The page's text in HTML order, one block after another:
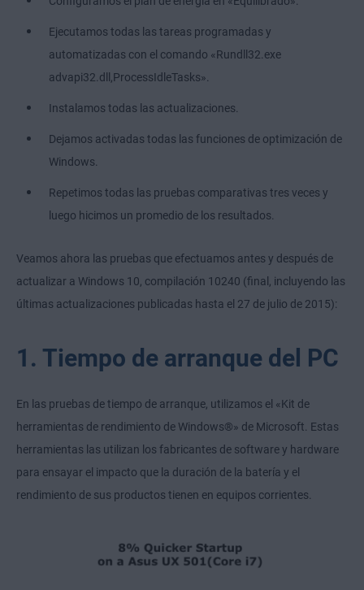
Ejecutamos todas las tareas programadas y
automatizadas con el comando «Rundll32.exe
advapi32.dll,ProcessIdleTasks».
Instalamos todas las actualizaciones.
Dejamos activadas todas las funciones de optimización de
Windows.
Repetimos todas las pruebas comparativas tres veces y
luego hicimos un promedio de los resultados.
Veamos ahora las pruebas que efectuamos antes y después de
actualizar a Windows 10, compilación 10240 (final, incluyendo las
últimas actualizaciones publicadas hasta el 27 de julio de 2015):
1. Tiempo de arranque del PC
En las pruebas de tiempo de arranque, utilizamos el «Kit de
herramientas de rendimiento de Windows®» de Microsoft. Estas
herramientas las utilizan los fabricantes de software y hardware
para ensayar el impacto que la duración de la batería y el
rendimiento de sus productos tienen en equipos corrientes.